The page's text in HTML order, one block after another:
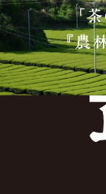
「茶
『農